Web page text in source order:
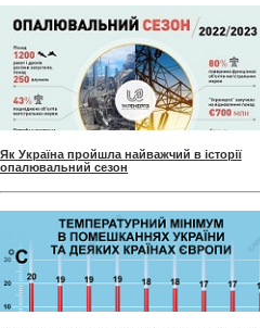
Як Україна пройшла найважчий в історії
опалювальний сезон